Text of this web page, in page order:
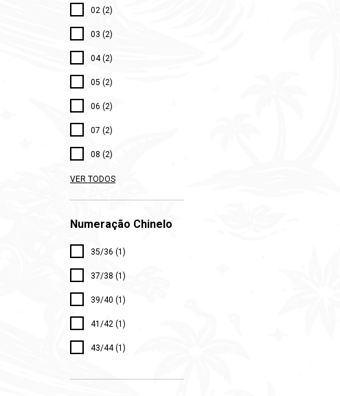
02 (2)
03 (2)
04 (2)
05 (2)
06 (2)
07 (2)
08 (2)
VER TODOS
Numeração Chinelo
35/36 (1)
37/38 (1)
39/40 (1)
41/42 (1)
43/44 (1)